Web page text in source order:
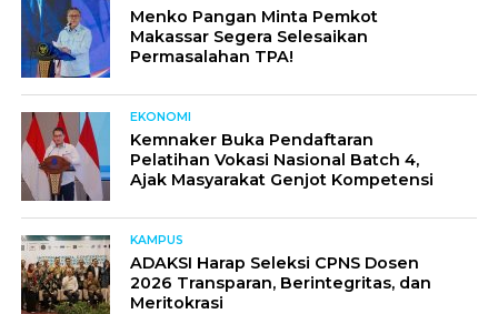
Menko Pangan Minta Pemkot
Makassar Segera Selesaikan
Permasalahan TPA!
EKONOMI
Kemnaker Buka Pendaftaran
Pelatihan Vokasi Nasional Batch 4,
Ajak Masyarakat Genjot Kompetensi
KAMPUS
ADAKSI Harap Seleksi CPNS Dosen
2026 Transparan, Berintegritas, dan
Meritokrasi